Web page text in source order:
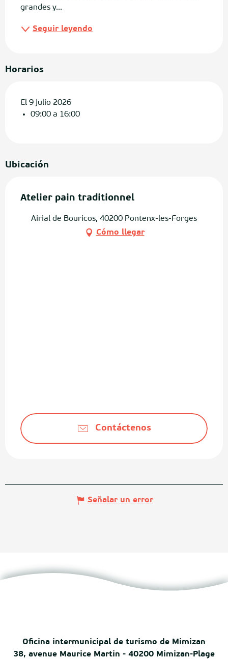
grandes y...
Seguir leyendo
Horarios
El 9 julio 2026
09:00 a 16:00
Ubicación
Atelier pain traditionnel
Airial de Bouricos, 40200 Pontenx-les-Forges
Cómo llegar
Contáctenos
Señalar un error
Oficina intermunicipal de turismo de Mimizan
38, avenue Maurice Martin - 40200 Mimizan-Plage